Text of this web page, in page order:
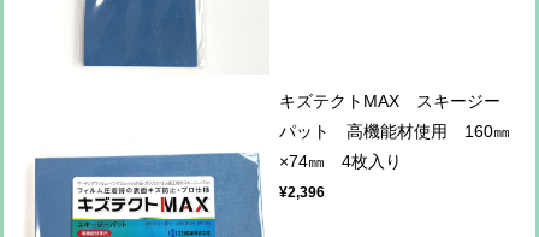
キズテクトMAX スキージー
パット 高機能材使用 160㎜
×74㎜ 4枚入り
¥2,396